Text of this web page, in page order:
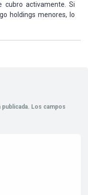
cubro activamente. Si
holdings menores, lo
Los campos